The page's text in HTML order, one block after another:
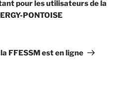
pour les utilisateurs de la
PONTOISE
FFESSM est en ligne